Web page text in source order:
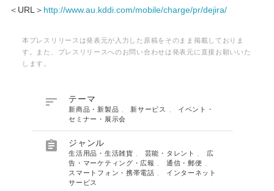
＜URL＞ http://www.au.kddi.com/mobile/charge/pr/dejira/
本プレスリリースは発表元が入力した原稿をそのまま掲載しておりま
す。また、プレスリリースへのお問い合わせは発表元に直接お願いいた
します。
 テーマ
新商品・新製品 新サービス
イベント・
セミナー・展示会
 ジャンル
生活用品・生活雑貨 芸能・タレント
広
告・マーケティング・広報
通信・郵便
スマートフォン・携帯電話
インターネット
サービス